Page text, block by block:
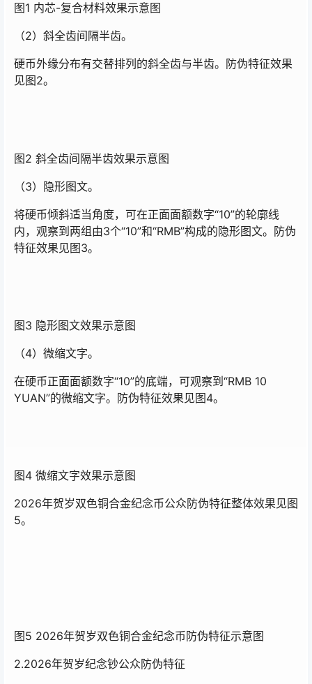
图1 内芯-复合材料效果示意图
（2）斜全齿间隔半齿。
硬币外缘分布有交替排列的斜全齿与半齿。防伪特征效果
见图2。
图2 斜全齿间隔半齿效果示意图
（3）隐形图文。
将硬币倾斜适当角度，可在正面面额数字“10”的轮廓线
内，观察到两组由3个“10”和“RMB”构成的隐形图文。防伪
特征效果见图3。
图3 隐形图文效果示意图
（4）微缩文字。
在硬币正面面额数字“10”的底端，可观察到“RMB 10
YUAN”的微缩文字。防伪特征效果见图4。
图4 微缩文字效果示意图
2026年贺岁双色铜合金纪念币公众防伪特征整体效果见图
5。
图5 2026年贺岁双色铜合金纪念币防伪特征示意图
2.2026年贺岁纪念钞公众防伪特征